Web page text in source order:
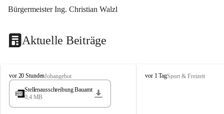
Bürgermeister Ing. Christian Walzl
Aktuelle Beiträge
S
t
s
vor 20 StundenJobangebot
Stellenausschreibung Bauamt
0,4 MB
S
vor 1 TagSport & Freizeit